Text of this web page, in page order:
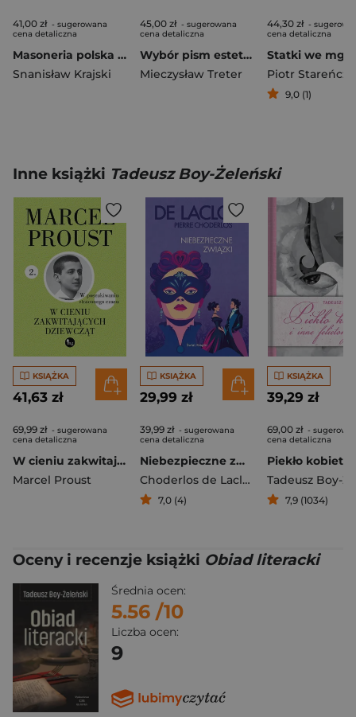
41,00 zł - sugerowana
cena detaliczna
Masoneria polska 2026. Klęska masonerii...
Snanisław Krajski
45,00 zł - sugerowana
cena detaliczna
Wybór pism estetycznych i krytycznych
Mieczysław Treter
44,30 zł -
cena detaliczna
Statki we mgle
Piotr
9,0 (1)
Inne książki Tadeusz Boy-Żeleński
KSIĄŻKA
41,63 zł
69,99 zł - sugerowana
cena detaliczna
W cieniu zakwitających dziewcząt
Marcel Proust
KSIĄŻKA
29,99 zł
39,99 zł - sugerowana
cena detaliczna
Niebezpieczne związki
Choderlos de Laclos Pierre
7,0 (4)
KSIĄŻKA
39,29 zł
69,00 zł -
cena detaliczna
7,9 (1034)
Oceny i recenzje książki Obiad literacki
Średnia ocen:
5.56 /10
Liczba ocen:
9